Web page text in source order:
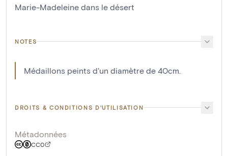
Marie-Madeleine dans le désert
NOTES
Médaillons peints d'un diamètre de 40cm.
DROITS & CONDITIONS D'UTILISATION
Métadonnées
CC0